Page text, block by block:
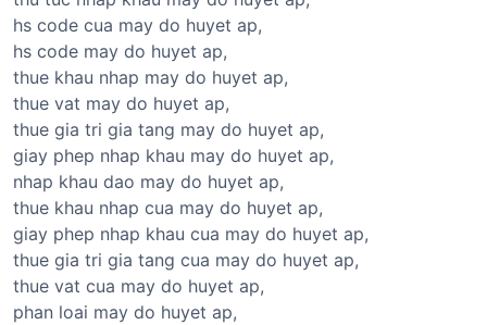
hs code cua may do huyet ap,
hs code may do huyet ap,
thue khau nhap may do huyet ap,
thue vat may do huyet ap,
thue gia tri gia tang may do huyet ap,
giay phep nhap khau may do huyet ap,
nhap khau dao may do huyet ap,
thue khau nhap cua may do huyet ap,
giay phep nhap khau cua may do huyet ap,
thue gia tri gia tang cua may do huyet ap,
thue vat cua may do huyet ap,
phan loai may do huyet ap,